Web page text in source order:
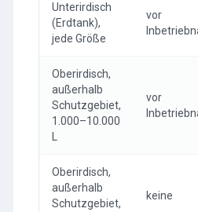
Unterirdisch
(Erdtank),
jede Größe
vor
Oberirdisch,
außerhalb
Schutzgebiet,
1.000–10.000
vor
Oberirdisch,
außerhalb
Schutzgebiet,
keine